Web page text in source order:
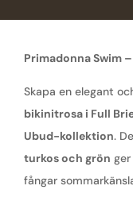
Primadonna Swim
Skapa en elegant
bikinitrosa i Full
Ubud-kollektion.
turkos och grön
fångar